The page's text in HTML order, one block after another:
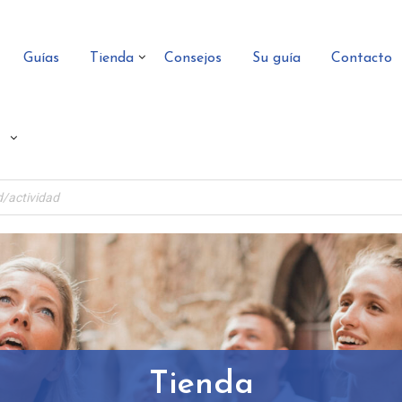
Guías Tienda Consejos Su guía Contacto
Tienda